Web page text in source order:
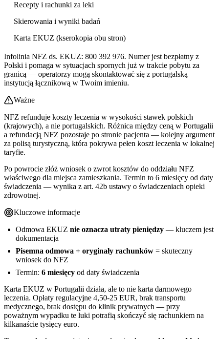
Recepty i rachunki za leki
Skierowania i wyniki badań
Karta EKUZ (kserokopia obu stron)
Infolinia NFZ ds. EKUZ: 800 392 976. Numer jest bezpłatny z
Polski i pomaga w sytuacjach spornych już w trakcie pobytu za
granicą — operatorzy mogą skontaktować się z portugalską
instytucją łącznikową w Twoim imieniu.
Ważne
NFZ refunduje koszty leczenia w wysokości stawek polskich
(krajowych), a nie portugalskich. Różnica między ceną w Portugalii
a refundacją NFZ pozostaje po stronie pacjenta — kolejny argument
za polisą turystyczną, która pokrywa pełen koszt leczenia w lokalnej
taryfie.
Po powrocie złóż wniosek o zwrot kosztów do oddziału NFZ
właściwego dla miejsca zamieszkania. Termin to 6 miesięcy od daty
świadczenia — wynika z art. 42b ustawy o świadczeniach opieki
zdrowotnej.
Kluczowe informacje
Odmowa EKUZ nie oznacza utraty pieniędzy — kluczem jest
dokumentacja
Pisemna odmowa + oryginały rachunków = skuteczny
wniosek do NFZ
Termin: 6 miesięcy od daty świadczenia
Karta EKUZ w Portugalii działa, ale to nie karta darmowego
leczenia. Opłaty regulacyjne 4,50-25 EUR, brak transportu
medycznego, brak dostępu do klinik prywatnych — przy
poważnym wypadku te luki potrafią skończyć się rachunkiem na
kilkanaście tysięcy euro.